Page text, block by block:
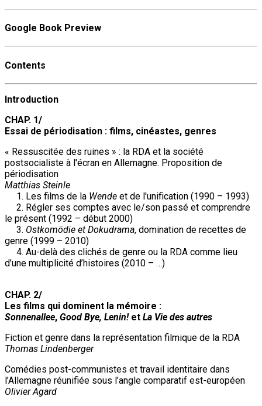
Google Book Preview
Contents
Introduction
CHAP. 1/
Essai de périodisation : films, cinéastes, genres
« Ressuscitée des ruines » : la RDA et la société
postsocialiste à l'écran en Allemagne. Proposition de
périodisation
Matthias Steinle
1. Les films de la Wende et de l'unification (1990 – 1993)
2. Régler ses comptes avec le/son passé et comprendre
le présent (1992 – début 2000)
3. Ostkomödie et Dokudrama, domination de recettes de
genre (1999 – 2010)
4. Au-delà des clichés de genre ou la RDA comme lieu
d’une multiplicité d’histoires (2010 – …)
CHAP. 2/
Les films qui dominent la mémoire :
Sonnenallee, Good Bye, Lenin!et La Vie des autres
Fiction et genre dans la représentation filmique de la RDA
Thomas Lindenberger
Comédies post-communistes et travail identitaire dans
l’Allemagne réunifiée sous l’angle comparatif est-européen
Olivier Agard